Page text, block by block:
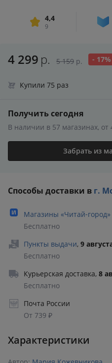
4,4
9
4 299 р. 5 159 р. - 17%
Купили 75 раз
Получить сегодня
В наличии в 57 магазинах, от
Забрать из
Способы доставки в г.
Магазины «Читай‑город»
Бесплатно
Пункты выдачи, 9
Бесплатно
Курьерская доставка, 8
Бесплатно
Почта России
От 739 ₽
Характеристики